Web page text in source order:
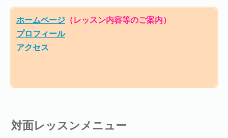
ホームページ （レッスン内容等のご案内）
プロフィール
アクセス
対面レッスンメニュー